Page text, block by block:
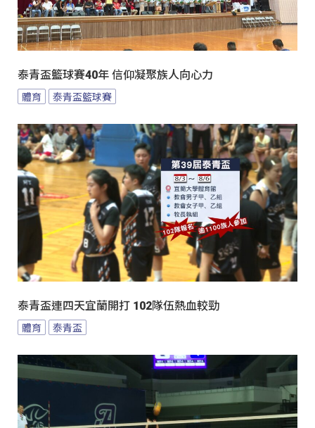
泰青盃籃球賽40年 信仰凝聚族人向心力
體育 泰青盃籃球賽
泰青盃連四天宜蘭開打 102隊伍熱血較勁
體育 泰青盃